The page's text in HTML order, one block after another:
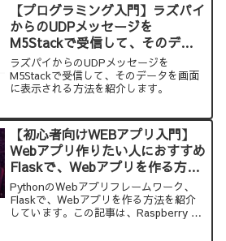
【プログラミング入門】ラズパイ
からのUDPメッセージを
M5Stackで受信して、そのデー
タを画面に表示する方法
ラズパイからのUDPメッセージを
M5Stackで受信して、そのデータを画面
に表示される方法を紹介します。
【初心者向けWEBアプリ入門】
Webアプリ作りたい人におすすめ
Flaskで、Webアプリを作る方法
（Raspberry Pi）
PythonのWebアプリフレームワーク、
Flaskで、Webアプリを作る方法を紹介
しています。この記事は、Raspberry Pi